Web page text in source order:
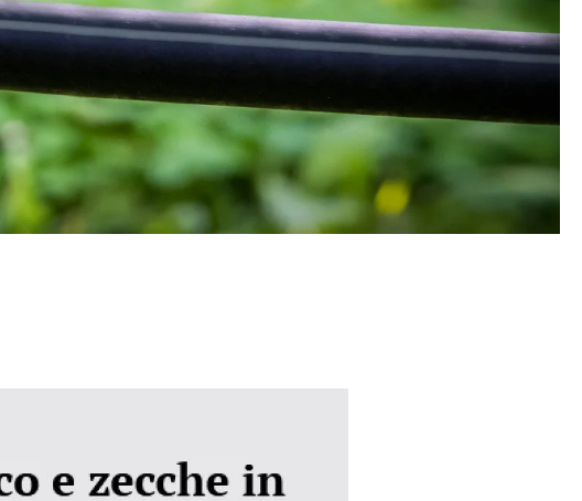
fondiarioFondiario
Consorzi
e di Miglioramento Fondiario
e di Miglioramento Fondiario
Irrigui e di Miglioramento Fondiario